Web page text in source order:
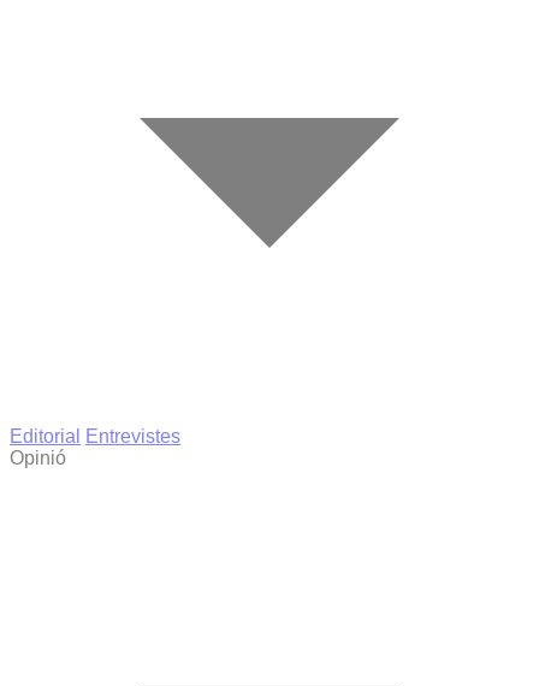
Editorial
Entrevistes
Opinió